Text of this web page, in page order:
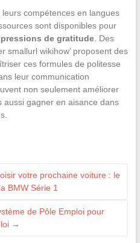
compétences en langues
sont disponibles pour
de gratitude. Des
smallurl wikihow’ proposent des
ces formules de politesse
leur communication
non seulement améliorer
gagner en aisance dans
votre prochaine voiture : le
BMW Série 1
de Pôle Emploi pour
→